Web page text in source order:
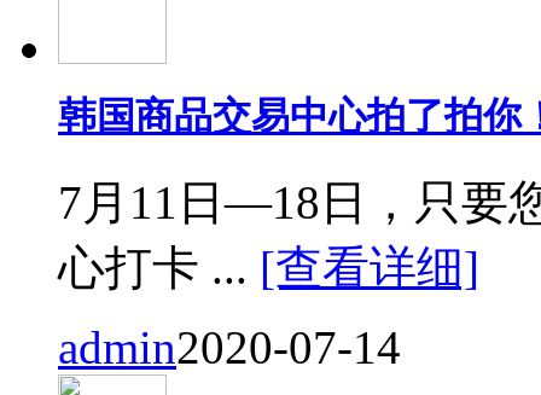
韩国商品交易中心拍了拍你
7月11日—18日，只要
心打卡 ... [查看详细]
admin2020-07-14